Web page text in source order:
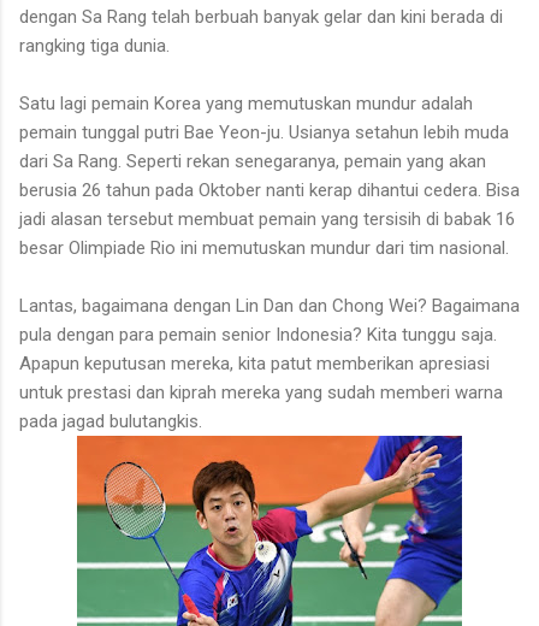
dengan Sa Rang telah berbuah banyak gelar dan kini berada di
rangking tiga dunia.
Satu lagi pemain Korea yang memutuskan mundur adalah
pemain tunggal putri Bae Yeon-ju. Usianya setahun lebih muda
dari Sa Rang. Seperti rekan senegaranya, pemain yang akan
berusia 26 tahun pada Oktober nanti kerap dihantui cedera. Bisa
jadi alasan tersebut membuat pemain yang tersisih di babak 16
besar Olimpiade Rio ini memutuskan mundur dari tim nasional.
Lantas, bagaimana dengan Lin Dan dan Chong Wei? Bagaimana
pula dengan para pemain senior Indonesia? Kita tunggu saja.
Apapun keputusan mereka, kita patut memberikan apresiasi
untuk prestasi dan kiprah mereka yang sudah memberi warna
pada jagad bulutangkis.